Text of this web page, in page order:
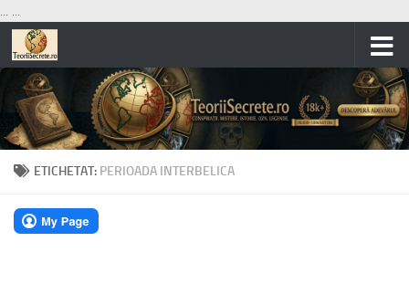
... ...
Skip to content
ETICHETAT: PERIOADA INTERBELICA